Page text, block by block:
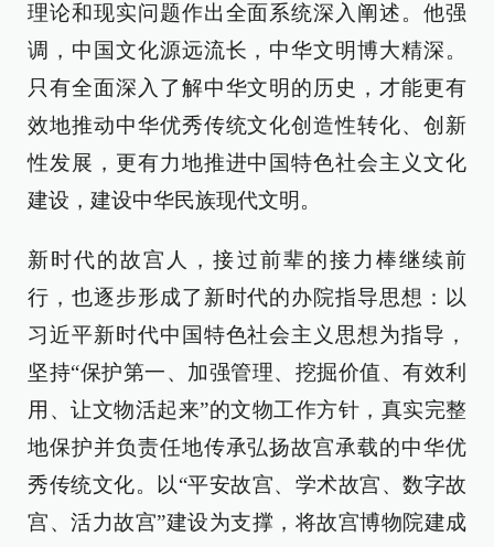
理论和现实问题作出全面系统深入阐述。他强
调，中国文化源远流长，中华文明博大精深。
只有全面深入了解中华文明的历史，才能更有
效地推动中华优秀传统文化创造性转化、创新
性发展，更有力地推进中国特色社会主义文化
建设，建设中华民族现代文明。
新时代的故宫人，接过前辈的接力棒继续前
行，也逐步形成了新时代的办院指导思想：以
习近平新时代中国特色社会主义思想为指导，
坚持“保护第一、加强管理、挖掘价值、有效利
用、让文物活起来”的文物工作方针，真实完整
地保护并负责任地传承弘扬故宫承载的中华优
秀传统文化。以“平安故宫、学术故宫、数字故
宫、活力故宫”建设为支撑，将故宫博物院建成